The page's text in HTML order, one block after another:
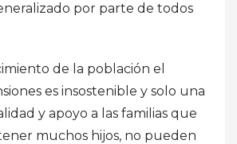
por parte de todos
de la población el
es insostenible y solo una
y apoyo a las familias que
muchos hijos, no pueden